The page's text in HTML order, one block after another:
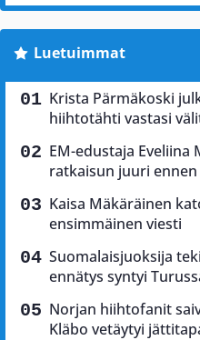
Luetuimmat
Krista Pärmäkoski
hiihtotähti vastasi
EM-edustaja
ratkaisun juuri
Kaisa Mäkäräinen
ensimmäinen viesti
Suomalaisjuoksija
ennätys syntyi
Norjan hiihtofanit
Kläbo vetäytyi